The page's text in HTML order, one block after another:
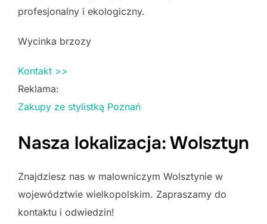
profesjonalny i ekologiczny.
Wycinka brzozy
Kontakt >>
Reklama:
Zakupy ze stylistką Poznań
Nasza lokalizacja: Wolsztyn
Znajdziesz nas w malowniczym Wolsztynie w
województwie wielkopolskim. Zapraszamy do
kontaktu i odwiedzin!